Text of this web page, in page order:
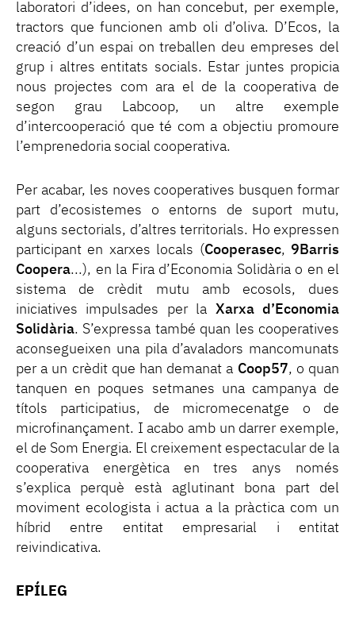
laboratori d’idees, on han concebut, per exemple,
tractors que funcionen amb oli d’oliva. D’Ecos, la
creació d’un espai on treballen deu empreses del
grup i altres entitats socials. Estar juntes propicia
nous projectes com ara el de la cooperativa de
segon grau Labcoop, un altre exemple
d’intercooperació que té com a objectiu promoure
l’emprenedoria social cooperativa.
Per acabar, les noves cooperatives busquen formar
part d’ecosistemes o entorns de suport mutu,
alguns sectorials, d’altres territorials. Ho expressen
participant en xarxes locals (Cooperasec, 9Barris
Coopera...), en la Fira d’Economia Solidària o en el
sistema de crèdit mutu amb ecosols, dues
iniciatives impulsades per la Xarxa d’Economia
Solidària. S’expressa també quan les cooperatives
aconsegueixen una pila d’avaladors mancomunats
per a un crèdit que han demanat a Coop57, o quan
tanquen en poques setmanes una campanya de
títols participatius, de micromecenatge o de
microfinançament. I acabo amb un darrer exemple,
el de Som Energia. El creixement espectacular de la
cooperativa energètica en tres anys només
s’explica perquè està aglutinant bona part del
moviment ecologista i actua a la pràctica com un
híbrid entre entitat empresarial i entitat
reivindicativa.
EPÍLEG